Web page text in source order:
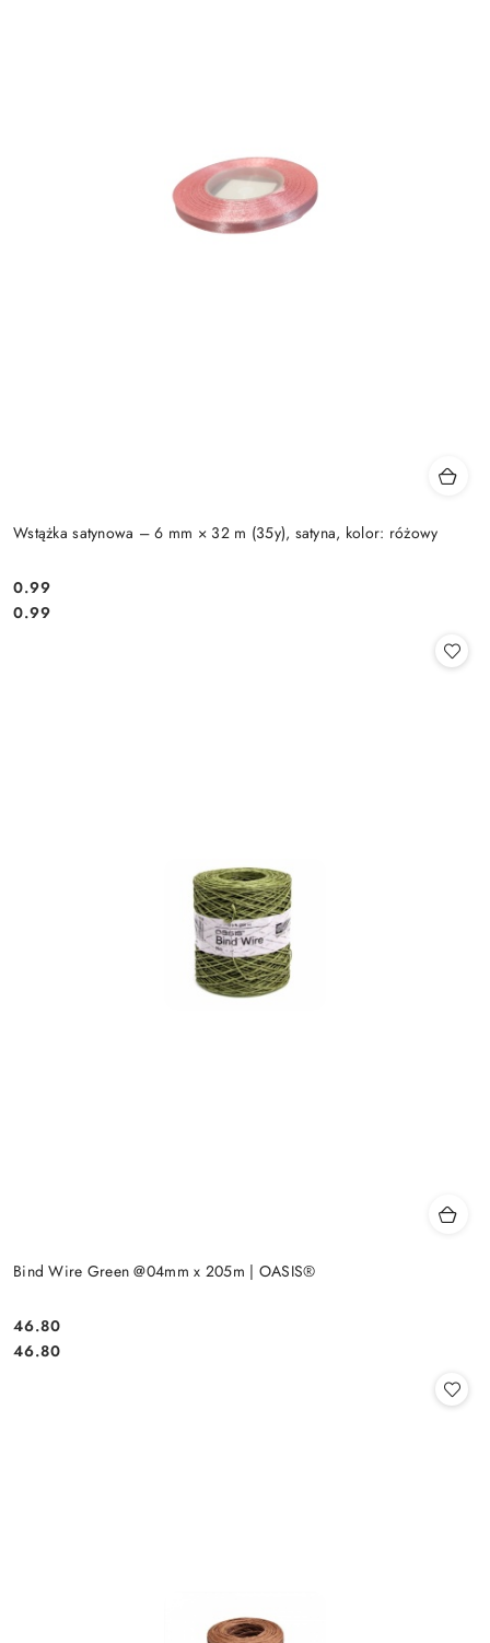
Wstążka satynowa – 6 mm × 32 m (35y), satyna, kolor: różowy
Cena:
0.99
Cena:
0.99
Bind Wire Green @04mm x 205m | OASIS®
Cena:
46.80
Cena:
46.80